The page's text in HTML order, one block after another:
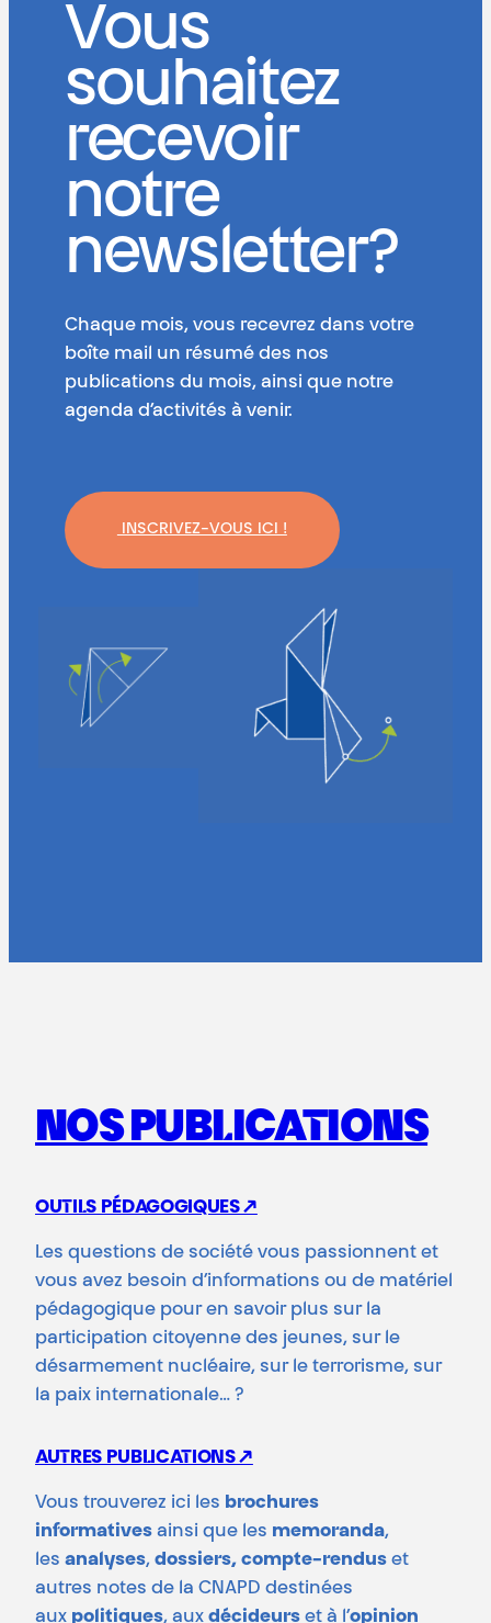
Vous
souhaitez
recevoir
notre
newsletter?
Chaque mois, vous recevrez dans votre
boîte mail un résumé des nos
publications du mois, ainsi que notre
agenda d’activités à venir.
INSCRIVEZ-VOUS ICI !
NOS PUBLICATIONS
OUTILS PÉDAGOGIQUES ↗
Les questions de société vous passionnent et
vous avez besoin d’informations ou de matériel
pédagogique pour en savoir plus sur la
participation citoyenne des jeunes, sur le
désarmement nucléaire, sur le terrorisme, sur
la paix internationale… ?
AUTRES PUBLICATIONS ↗
Vous trouverez ici les brochures
informatives ainsi que les memoranda,
les analyses, dossiers, compte-rendus et
autres notes de la CNAPD destinées
aux politiques, aux décideurs et à l’opinion